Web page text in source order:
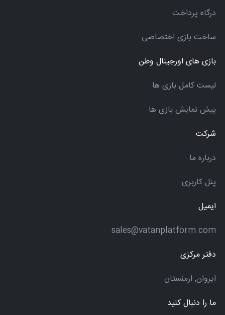
درگاه پرداخت
ساخت بازی اختصاصی
بازی های اورجینال وطن
لیست کامل بازی ها
پیش نمایش بازی ها
شرکت
درباره ما
پنل کاربری
ایمیل
sales@vatanplatform.com
دفتر مرکزی
ایروان, ارمنستان
ما را دنبال کنید